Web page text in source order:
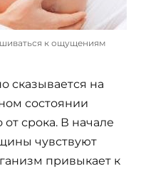
к ощущениям
сказывается на
состоянии
срока. В начале
чувствуют
привыкает к